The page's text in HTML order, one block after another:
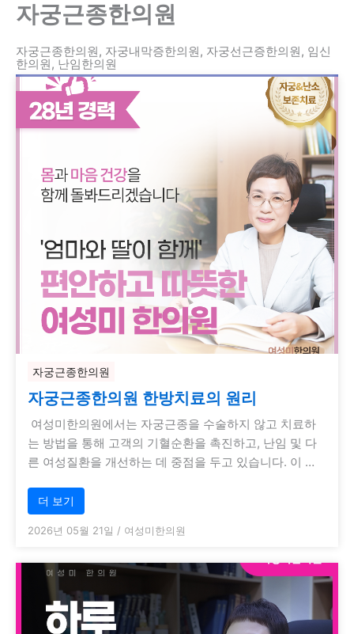
자궁근종한의원
자궁근종한의원, 자궁내막증한의원, 자궁선근증한의원, 임신
한의원, 난임한의원
자궁근종한의원
자궁근종한의원 한방치료의 원리
여성미한의원에서는 자궁근종을 수술하지 않고 치료하
는 방법을 통해 고객의 기혈순환을 촉진하고, 난임 및 다
른 여성질환을 개선하는 데 중점을 두고 있습니다. 이 …
더 보기
2026년 05월 21일 / 여성미한의원